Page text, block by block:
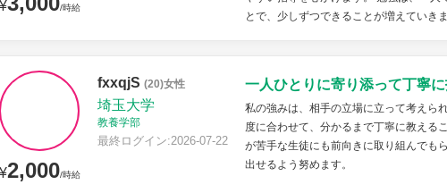
¥ /時給
とで、少しずつできることが増えていき
¥2,000/時給
fxxqjS (20)女性
埼玉大学
教養学部
最終ログイン:2026-07-22
一人ひとりに寄り添って丁寧
私の強みは、相手の立場に立って考えら
度に合わせて、分かるまで丁寧に教える
が苦手な生徒にも前向きに取り組んでも
出せるよう努めます。